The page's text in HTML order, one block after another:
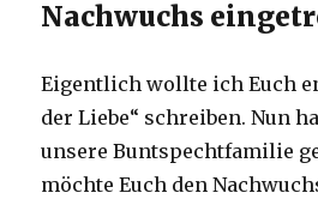
Nachwuchs
Eigentlich wollte ich Euch
der Liebe“ schreiben. Nun
unsere Buntspechtfamilie
möchte Euch den